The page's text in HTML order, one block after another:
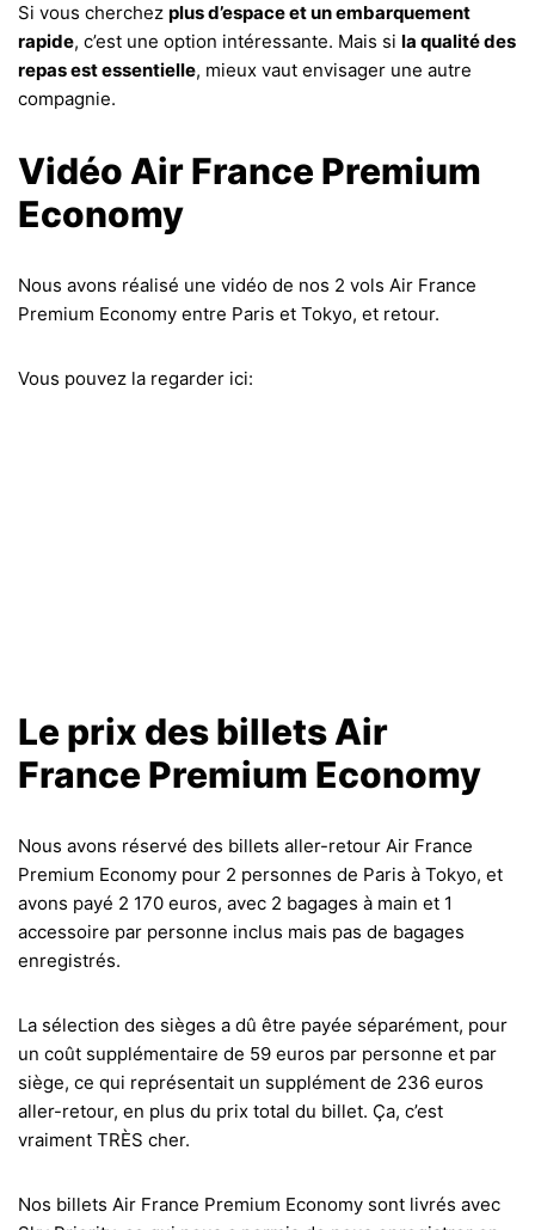
Si vous cherchez plus d’espace et un embarquement
rapide, c’est une option intéressante. Mais si la qualité des
repas est essentielle, mieux vaut envisager une autre
compagnie.
Vidéo Air France Premium
Economy
Nous avons réalisé une vidéo de nos 2 vols Air France
Premium Economy entre Paris et Tokyo, et retour.
Vous pouvez la regarder ici:
Le prix des billets Air
France Premium Economy
Nous avons réservé des billets aller-retour Air France
Premium Economy pour 2 personnes de Paris à Tokyo, et
avons payé 2 170 euros, avec 2 bagages à main et 1
accessoire par personne inclus mais pas de bagages
enregistrés.
La sélection des sièges a dû être payée séparément, pour
un coût supplémentaire de 59 euros par personne et par
siège, ce qui représentait un supplément de 236 euros
aller-retour, en plus du prix total du billet. Ça, c’est
vraiment TRÈS cher.
Nos billets Air France Premium Economy sont livrés avec